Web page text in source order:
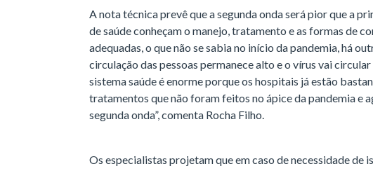
A nota técnica prevê que a segunda onda será pior que a
de saúde conheçam o manejo, tratamento e as formas de
adequadas, o que não se sabia no início da pandemia, há
circulação das pessoas permanece alto e o vírus vai
sistema saúde é enorme porque os hospitais já estão
tratamentos que não foram feitos no ápice da pandemia e
segunda onda”, comenta Rocha Filho.
Os especialistas projetam que em caso de necessidade de